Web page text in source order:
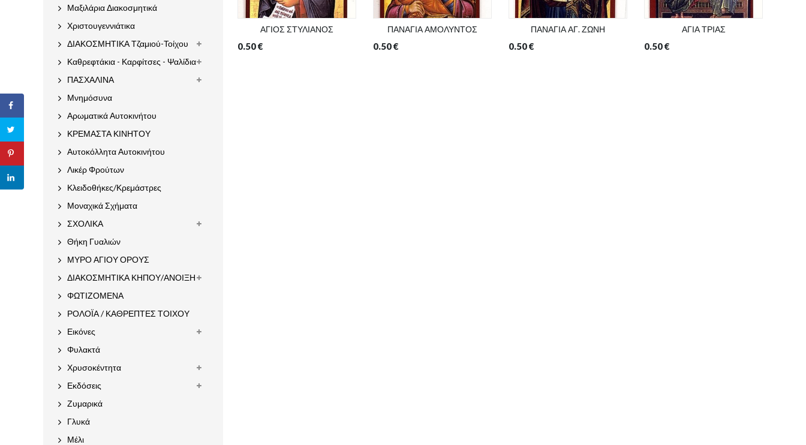
ΑΓΙΟΣ ΣΤΥΛΙΑΝΟΣ
0.50€
ΠΑΝΑΓΙΑ ΑΜΟΛΥΝΤΟΣ
0.50€
ΠΑΝΑΓΙΑ ΑΓ. ΖΩΝΗ
0.50€
ΑΓΙΑ ΤΡΙΑΣ
0.50€
Μαξιλάρια Διακοσμητικά
Χριστουγεννιάτικα
ΔΙΑΚΟΣΜΗΤΙΚΑ Τζαμιού-Τοίχου
Καθρεφτάκια - Καρφίτσες - Ψαλίδια
ΠΑΣΧΑΛΙΝΑ
Μνημόσυνα
Αρωματικά Αυτοκινήτου
ΚΡΕΜΑΣΤΑ ΚΙΝΗΤΟΥ
Αυτοκόλλητα Αυτοκινήτου
Λικέρ Φρούτων
Κλειδοθήκες/Κρεμάστρες
Μοναχικά Σχήματα
ΣΧΟΛΙΚΑ
Θήκη Γυαλιών
ΜΥΡΟ ΑΓΙΟΥ ΟΡΟΥΣ
ΔΙΑΚΟΣΜΗΤΙΚΑ ΚΗΠΟΥ/ΑΝΟΙΞΗ
ΦΩΤΙΖΟΜΕΝΑ
ΡΟΛΟΪΑ / ΚΑΘΡΕΠΤΕΣ ΤΟΙΧΟΥ
Εικόνες
Φυλακτά
Χρυσοκέντητα
Εκδόσεις
Ζυμαρικά
Γλυκά
Μέλι